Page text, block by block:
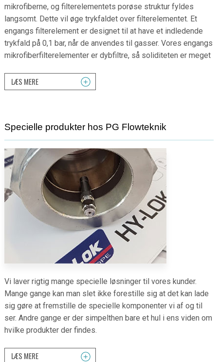
mikrofiberne, og filterelementets porøse struktur fyldes
langsomt. Dette vil øge trykfaldet over filterelementet. Et
engangs filterelement er designet til at have et indledende
trykfald på 0,1 bar, når de anvendes til gasser. Vores engangs
mikrofiberfilterelementer er dybfiltre, så soliditeten er meget
LÆS MERE
Specielle produkter hos PG Flowteknik
Vi laver rigtig mange specielle løsninger til vores kunder.
Mange gange kan man slet ikke forestille sig at det kan lade
sig gøre at fremstille de specielle komponenter vi af og til
ser. Andre gange er der simpelthen bare et hul i ens viden om
hvilke produkter der findes.
LÆS MERE